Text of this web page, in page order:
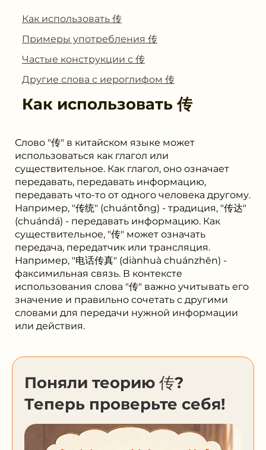
Как использовать 传
Примеры употребления 传
Частые конструкции с 传
Другие слова с иероглифом 传
Как использовать传
Слово "传" в китайском языке может
использоваться как глагол или
существительное. Как глагол, оно означает
передавать, передавать информацию,
передавать что-то от одного человека другому.
Например, "传统" (chuántǒng) - традиция, "传达"
(chuándá) - передавать информацию. Как
существительное, "传" может означать
передача, передатчик или трансляция.
Например, "电话传真" (diànhuà chuánzhēn) -
факсимильная связь. В контексте
использования слова "传" важно учитывать его
значение и правильно сочетать с другими
словами для передачи нужной информации
или действия.
Поняли теорию 传?
Теперь проверьте себя!